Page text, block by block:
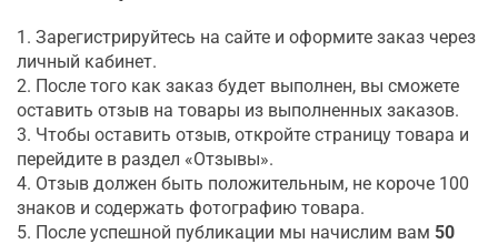
1. Зарегистрируйтесь на сайте и оформите заказ через
личный кабинет.
2. После того как заказ будет выполнен, вы сможете
оставить отзыв на товары из выполненных заказов.
3. Чтобы оставить отзыв, откройте страницу товара и
перейдите в раздел «Отзывы».
4. Отзыв должен быть положительным, не короче 100
знаков и содержать фотографию товара.
5. После успешной публикации мы начислим вам 50